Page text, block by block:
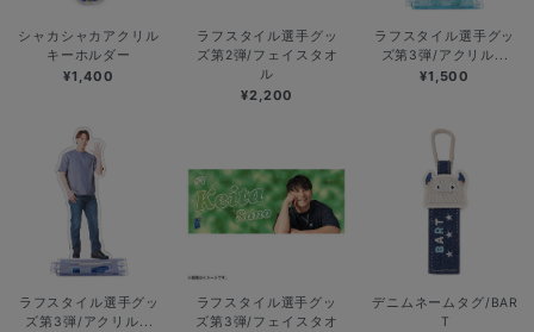
シャカシャカアクリル
キーホルダー
¥1,400
ラフスタイル選手グッ
ズ第2弾/フェイスタオ
ル
¥2,200
ラフスタイル選手グッ
ズ第3弾/アクリル...
¥1,500
ラフスタイル選手グッ
ズ第3弾/アクリル...
ラフスタイル選手グッ
ズ第3弾/フェイスタオ
デニムネームタグ/BAR
T